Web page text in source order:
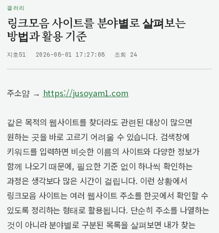
갤러리
링크모음 사이트를 분야별로 살펴보는
방법과 활용 기준
지호51 2026-08-01 17:27:08 조회 24
주소얌 → https://jusoyam1.com
같은 목적의 웹사이트를 찾더라도 관련된 대상이 많으면
원하는 곳을 바로 고르기 어려울 수 있습니다. 검색창에
키워드를 입력하면 비슷한 이름의 사이트와 다양한 정보가
함께 나오기 때문에, 필요한 기준 없이 하나씩 확인하는
과정은 생각보다 많은 시간이 걸립니다. 이런 상황에서
링크모음 사이트는 여러 웹사이트 주소를 한곳에서 확인할 수
있도록 정리하는 형태로 활용됩니다. 단순히 주소를 나열하는
것이 아니라 분야별로 구분된 목록을 살펴보면 내가 찾는